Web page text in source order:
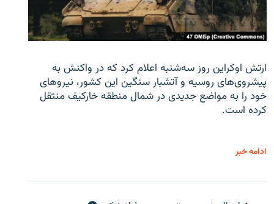
ارتش اوکراین روز سه‌شنبه اعلام کرد که در واکنش به
پیشروی‌های روسیه و آتشبار سنگین این کشور، نیروهای
خود را به مواضع جدیدی در شمال منطقه خارکیف منتقل
کرده است.
ادامه خبر